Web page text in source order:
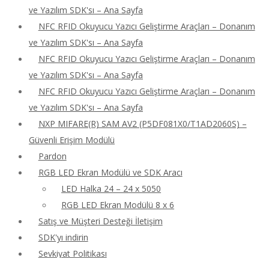
ve Yazılım SDK'sı – Ana Sayfa
NFC RFID Okuyucu Yazıcı Geliştirme Araçları – Donanım
ve Yazılım SDK'sı – Ana Sayfa
NFC RFID Okuyucu Yazıcı Geliştirme Araçları – Donanım
ve Yazılım SDK'sı – Ana Sayfa
NFC RFID Okuyucu Yazıcı Geliştirme Araçları – Donanım
ve Yazılım SDK'sı – Ana Sayfa
NXP MIFARE(R) SAM AV2 (P5DF081X0/T1AD2060S) –
Güvenli Erişim Modülü
Pardon
RGB LED Ekran Modülü ve SDK Aracı
LED Halka 24 – 24 x 5050
RGB LED Ekran Modülü 8 x 6
Satış ve Müşteri Desteği İletişim
SDK'yı indirin
Sevkiyat Politikası